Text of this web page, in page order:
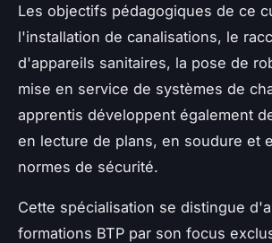
Les objectifs pédagogiques de ce
l'installation de canalisations, le
d'appareils sanitaires, la pose de
mise en service de systèmes de
apprentis développent également
en lecture de plans, en soudure et
normes de sécurité.
Cette spécialisation se distingue
formations BTP par son focus